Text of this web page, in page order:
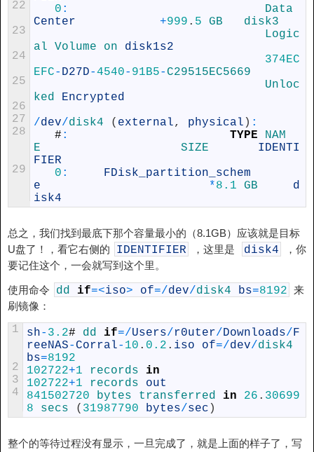
22
23
24
25
26
27
28
29
0 :
Center
+999 . 5 GB disk3
Logic
al Volume on disk1s2
374EC
EFC- D27D-4540- 91B5-C29515EC5669
Unloc
ked Encrypted
/dev/disk4 ( external, physical ) :
# : TYPE
NAM
E SIZE IDENTI
FIER
0 :
FDisk_partition_schem
e
*8.1 GB d
isk4
总之，我们找到最底下那个容量最小的（8.1GB）应该就是目标
U盘了！，看它右侧的
IDENTIFIER ，这里是 disk4
，你
要记住这个，一会就写到这个里。
使用命令 dd if=<iso> of=/dev/disk4 bs=8192 来
刷镜像：
1
2
3
4
sh- 3.2# dd if=/Users/ r0uter/Downloads/F
reeNAS-Corral- 10 . 0.2 . iso of=/dev/
bs=8192
102722+1 records in
102722+1 records out
841502720
bytes transferred in 26 . 30699
8
secs ( 31987790 bytes/sec )
整个的等待过程没有显示，一旦完成了，就是上面的样子了，写